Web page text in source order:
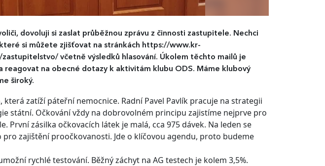
dovoluji si zaslat průběžnou zprávu z činnosti zastupitele. Nechci
si můžete zjišťovat na stránkách https://www.kr-
včetně výsledků hlasování. Úkolem těchto mailů je
reagovat na obecné dotazy k aktivitám klubu ODS. Máme klubový
široký.
která zatíží páteřní nemocnice. Radní Pavel Pavlík pracuje na strategii
státní. Očkování vždy na dobrovolném principu zajistíme nejprve pro
První zásilka očkovacích látek je malá, cca 975 dávek. Na leden se
pro zajištění proočkovanosti. Jde o klíčovou agendu, proto budeme
rychlé testování. Běžný záchyt na AG testech je kolem 3,5%.